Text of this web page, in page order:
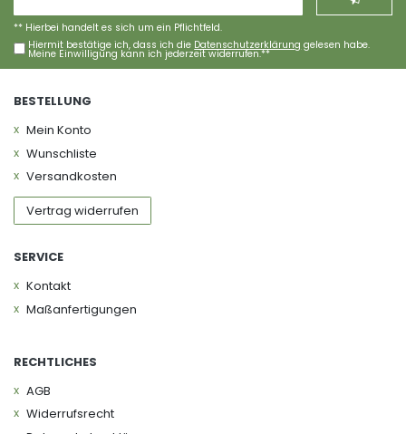
Hiermit bestätige ich, dass ich die Daten­schutz­erklärung gelesen habe.
Meine Einwilligung kann ich jederzeit widerrufen.**
** Hierbei handelt es sich um ein Pflichtfeld.
BESTELLUNG
Mein Konto
Wunschliste
Versandkosten
Vertrag widerrufen
SERVICE
Kontakt
Maßanfertigungen
RECHTLICHES
AGB
Widerrufs­recht